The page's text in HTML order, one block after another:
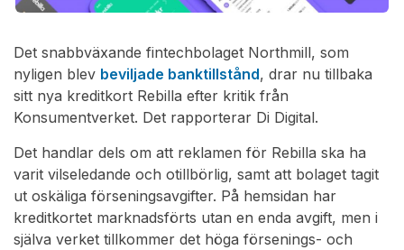
Det snabbväxande fintechbolaget Northmill, som
nyligen blev beviljade banktillstånd, drar nu tillbaka
sitt nya kreditkort Rebilla efter kritik från
Konsumentverket. Det rapporterar Di Digital.
Det handlar dels om att reklamen för Rebilla ska ha
varit vilseledande och otillbörlig, samt att bolaget tagit
ut oskäliga förseningsavgifter. På hemsidan har
kreditkortet marknadsförts utan en enda avgift, men i
själva verket tillkommer det höga försenings- och